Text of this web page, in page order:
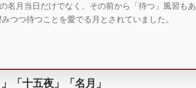
名月当日だけでなく、その前から「待つ」風習もあ
つつ待つことを愛でる月とされていました。
「十五夜」「名月」